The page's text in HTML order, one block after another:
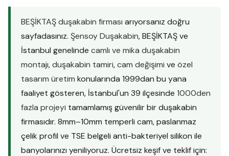
BEŞİKTAŞ duşakabin firması arıyorsanız doğru
sayfadasınız. Şensoy Duşakabin, BEŞİKTAŞ ve
İstanbul genelinde camlı ve mika duşakabin
montajı,duşakabin tamiri,cam değişimi ve özel
tasarım üretim konularında 1999dan bu yana
faaliyet gösteren, İstanbul'un 39 ilçesinde 1000den
fazla projeyi tamamlamış güvenilir bir duşakabin
firmasıdır. 8mm–10mm temperli cam, paslanmaz
çelik profil ve TSE belgeli anti-bakteriyel silikon ile
banyolarınızı yeniliyoruz. Ücretsiz keşif ve teklif için: